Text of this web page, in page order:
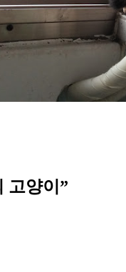
고양이 ”